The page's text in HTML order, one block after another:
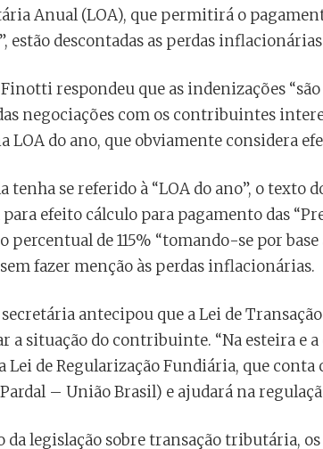
Anual (LOA), que permitirá o
estão descontadas as perdas
respondeu que as indenizações
negociações com os contribuintes
LOA do ano, que obviamente considera
tenha se referido à “LOA do ano”, o
efeito cálculo para pagamento das
percentual de 115% “tomando-se por
fazer menção às perdas inflacionárias.
antecipou que a Lei de
a situação do contribuinte. “Na esteira e
Lei de Regularização Fundiária, que
– União Brasil) e ajudará na
da legislação sobre transação tributária,